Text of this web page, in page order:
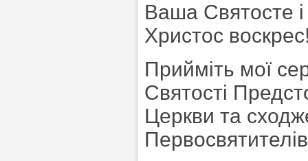
Ваша Святосте
Христос
Прийміть мої
Святості
Церкви та